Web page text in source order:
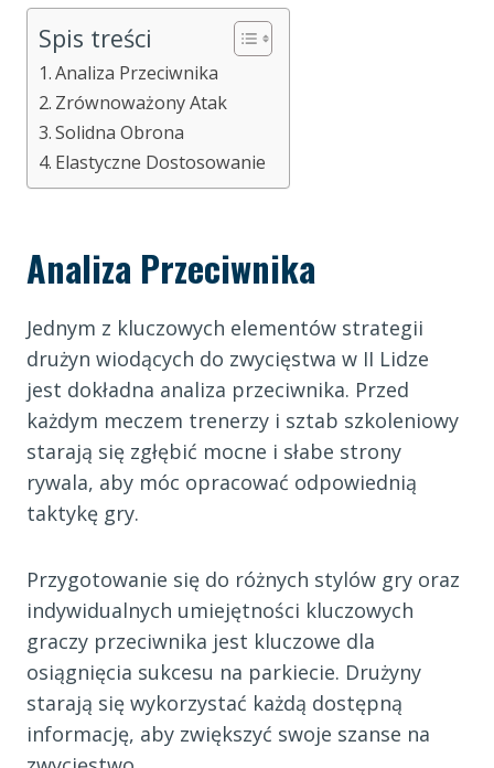
Spis treści
Analiza Przeciwnika
Zrównoważony Atak
Solidna Obrona
Elastyczne Dostosowanie
Analiza Przeciwnika
Jednym z kluczowych elementów strategii
drużyn wiodących do zwycięstwa w II Lidze
jest dokładna analiza przeciwnika. Przed
każdym meczem trenerzy i sztab szkoleniowy
starają się zgłębić mocne i słabe strony
rywala, aby móc opracować odpowiednią
taktykę gry.
Przygotowanie się do różnych stylów gry oraz
indywidualnych umiejętności kluczowych
graczy przeciwnika jest kluczowe dla
osiągnięcia sukcesu na parkiecie. Drużyny
starają się wykorzystać każdą dostępną
informację, aby zwiększyć swoje szanse na